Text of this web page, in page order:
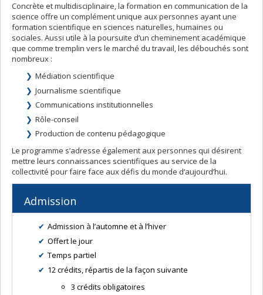
Concrète et multidisciplinaire, la formation en communication de la
science offre un complément unique aux personnes ayant une
formation scientifique en sciences naturelles, humaines ou
sociales. Aussi utile à la poursuite d’un cheminement académique
que comme tremplin vers le marché du travail, les débouchés sont
nombreux :
Médiation scientifique
Journalisme scientifique
Communications institutionnelles
Rôle-conseil
Production de contenu pédagogique
Le programme s’adresse également aux personnes qui désirent
mettre leurs connaissances scientifiques au service de la
collectivité pour faire face aux défis du monde d’aujourd’hui.
Admission
Admission à l’automne et à l’hiver
Offert le jour
Temps partiel
12 crédits, répartis de la façon suivante
3 crédits obligatoires